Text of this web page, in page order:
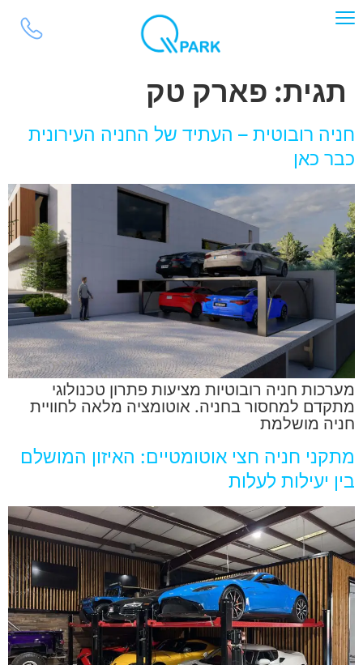
לתוכן
תגית: פארק טק
חניה רובוטית – העתיד של החניה העירונית
כבר כאן
מערכות חניה רובוטיות מציעות פתרון טכנולוגי
מתקדם למחסור בחניה. אוטומציה מלאה לחוויית
חניה מושלמת
מתקני חניה חצי אוטומטיים: האיזון המושלם
בין יעילות לעלות